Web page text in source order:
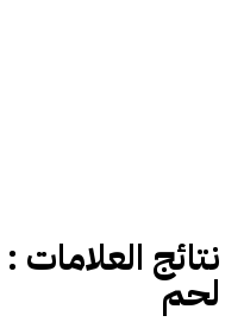
نتائج العلامات :
لحم